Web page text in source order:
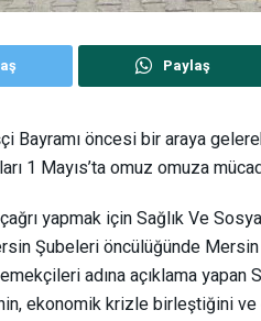
Paylaş
Bayramı öncesi bir araya
1 Mayıs’ta omuz omuza
yapmak için Sağlık Ve
Şubeleri öncülüğünde
adına açıklama yapan
ekonomik krizle birleştiğini